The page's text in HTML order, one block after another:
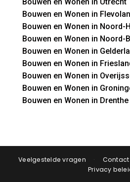
Bouwen en Wonen in
Bouwen en Wonen in Noord-
Bouwen en Wonen in Noord-
Bouwen en Wonen in
Bouwen en Wonen in
Bouwen en Wonen in
Bouwen en Wonen in
Bouwen en Wonen in Drenthe
Veelgestelde vragen · Contact
Privacy